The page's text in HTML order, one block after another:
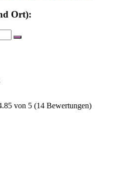
Ort):
Suchen
von 5 (14 Bewertungen)